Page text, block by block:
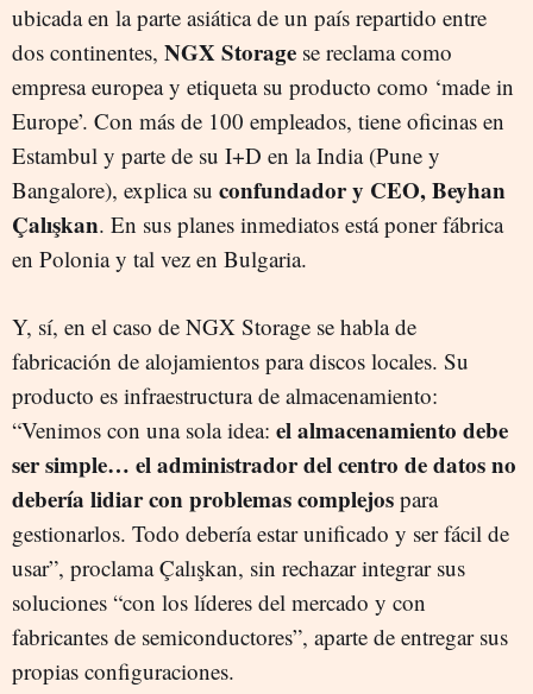
ubicada en la parte asiática de un país repartido entre
dos continentes, NGX Storage se reclama como
empresa europea y etiqueta su producto como ‘made in
Europe’. Con más de 100 empleados, tiene oficinas en
Estambul y parte de su I+D en la India (Pune y
Bangalore), explica su confundador y CEO, Beyhan
Çalışkan. En sus planes inmediatos está poner fábrica
en Polonia y tal vez en Bulgaria.
Y, sí, en el caso de NGX Storage se habla de
fabricación de alojamientos para discos locales. Su
producto es infraestructura de almacenamiento:
“Venimos con una sola idea: el almacenamiento debe
ser simple… el administrador del centro de datos no
debería lidiar con problemas complejos para
gestionarlos. Todo debería estar unificado y ser fácil de
usar”, proclama Çalışkan, sin rechazar integrar sus
soluciones “con los líderes del mercado y con
fabricantes de semiconductores”, aparte de entregar sus
propias configuraciones.